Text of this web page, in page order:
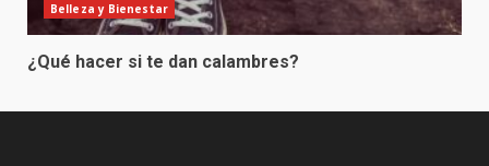
Belleza y Bienestar
¿Qué hacer si te dan calambres?